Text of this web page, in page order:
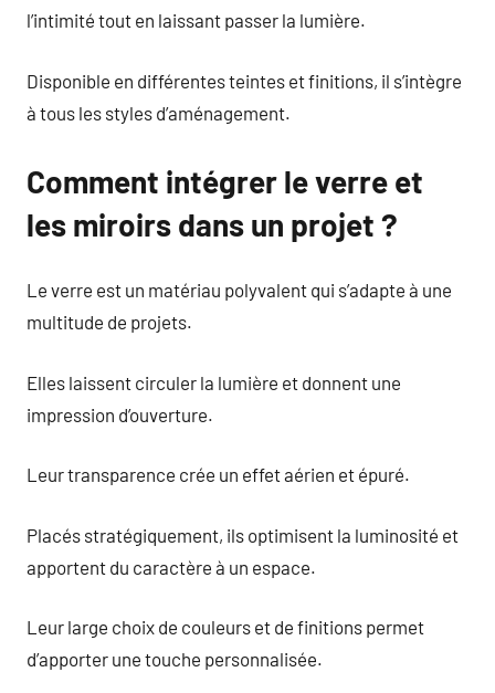
l’intimité tout en laissant passer la lumière.
Disponible en différentes teintes et finitions, il s’intègre
à tous les styles d’aménagement.
Comment intégrer le verre et
les miroirs dans un projet ?
Le verre est un matériau polyvalent qui s’adapte à une
multitude de projets.
Elles laissent circuler la lumière et donnent une
impression d’ouverture.
Leur transparence crée un effet aérien et épuré.
Placés stratégiquement, ils optimisent la luminosité et
apportent du caractère à un espace.
Leur large choix de couleurs et de finitions permet
d’apporter une touche personnalisée.